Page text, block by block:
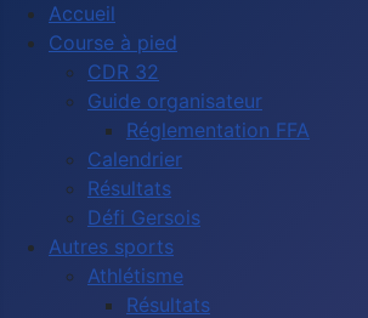
Accueil
Course à pied
CDR 32
Guide organisateur
Réglementation FFA
Calendrier
Résultats
Défi Gersois
Autres sports
Athlétisme
Résultats